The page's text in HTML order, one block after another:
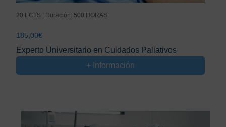
20 ECTS | Duración: 500 HORAS
185,00€
Experto Universitario en Cuidados Paliativos
+ Información